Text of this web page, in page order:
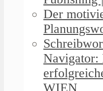
Der
Navigator:
WIEN